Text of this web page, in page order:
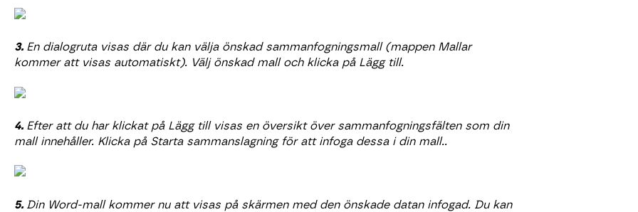
3. En dialogruta visas där du kan välja önskad sammanfogningsmall (mappen Mallar
kommer att visas automatiskt). Välj önskad mall och klicka på Lägg till.
4. Efter att du har klickat på Lägg till visas en översikt över sammanfogningsfälten som din
mall innehåller. Klicka på Starta sammanslagning för att infoga dessa i din mall..
5. Din Word-mall kommer nu att visas på skärmen med den önskade datan infogad. Du kan